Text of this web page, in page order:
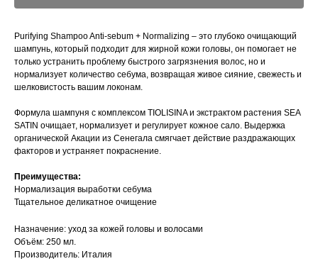
Purifying Shampoo Anti-sebum + Normalizing – это глубоко очищающий
шампунь, который подходит для жирной кожи головы, он помогает не
только устранить проблему быстрого загрязнения волос, но и
нормализует количество себума, возвращая живое сияние, свежесть и
шелковистость вашим локонам.
Формула шампуня с комплексом TIOLISINA и экстрактом растения SEA
SATIN очищает, нормализует и регулирует кожное сало. Выдержка
органической Акации из Сенегала смягчает действие раздражающих
факторов и устраняет покраснение.
Преимущества:
Нормализация выработки себума
Тщательное деликатное очищение
Назначение: уход за кожей головы и волосами
Объём: 250 мл.
Производитель: Италия